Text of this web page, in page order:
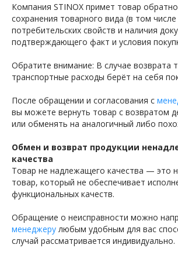
Компания STINOX примет товар
сохранения товарного вида (в том числе
потребительских свойств и наличия
подтверждающего факт и условия
Обратите внимание: В случае возврата
транспортные расходы берёт на себя
После обращении и согласования с
вы можете вернуть товар с возвратом
или обменять на аналогичный либо
Обмен и возврат продукции
качества
Товар не надлежащего качества — это
товар, который не обеспечивает
функциональных качеств.
Обращение о неисправности можно
менеджеру любым удобным для вас
случай рассматривается индивидуально.